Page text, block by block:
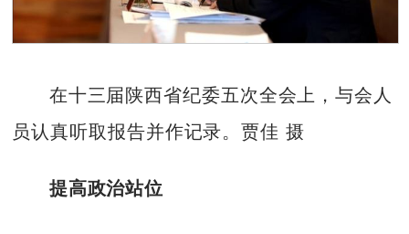
在十三届陕西省纪委五次全会上，与会人
员认真听取报告并作记录。贾佳 摄
提高政治站位